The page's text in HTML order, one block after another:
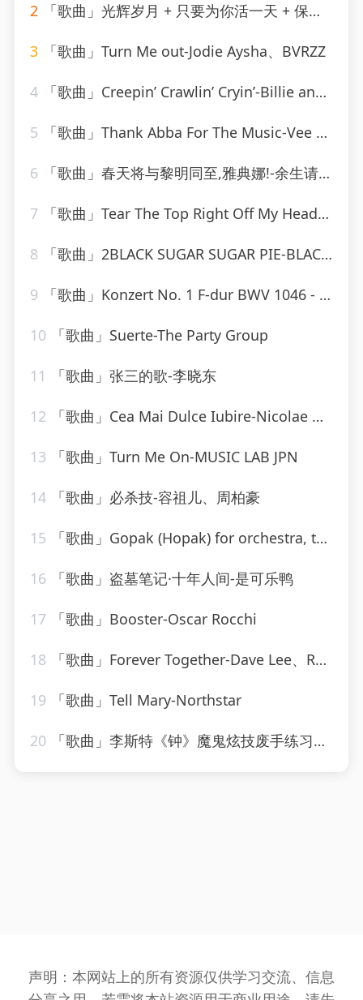
2 「歌曲」光辉岁月 + 只要为你活一天 + 保重-谢霆锋、朱一龙
3 「歌曲」Turn Me out-Jodie Aysha、BVRZZ
4 「歌曲」Creepin’ Crawlin’ Cryin’-Billie and Lillie
5 「歌曲」Thank Abba For The Music-Vee Sing Zone
6 「歌曲」春天将与黎明同至,雅典娜!-余生请珍惜
7 「歌曲」Tear The Top Right Off My Head-The Monkees
8 「歌曲」2BLACK SUGAR SUGAR PIE-BLACK SUGAR SUGAR PIE (RAGGA、Grady Martin
9 「歌曲」Konzert No. 1 F-dur BWV 1046 - Allegro-Karl Richter、The Munich Philharmonic Orchestra
10 「歌曲」Suerte-The Party Group
11 「歌曲」张三的歌-李晓东
12 「歌曲」Cea Mai Dulce Iubire-Nicolae Guta
13 「歌曲」Turn Me On-MUSIC LAB JPN
14 「歌曲」必杀技-容祖儿、周柏豪
15 「歌曲」Gopak (Hopak) for orchestra, transcribed by Liadov
16 「歌曲」盗墓笔记·十年人间-是可乐鸭
17 「歌曲」Booster-Oscar Rocchi
18 「歌曲」Forever Together-Dave Lee、Raven Maize、Cassimm
19 「歌曲」Tell Mary-Northstar
20 「歌曲」李斯特《钟》魔鬼炫技废手练习曲-姚悦钢琴老师
声明：本网站上的所有资源仅供学习交流、信息